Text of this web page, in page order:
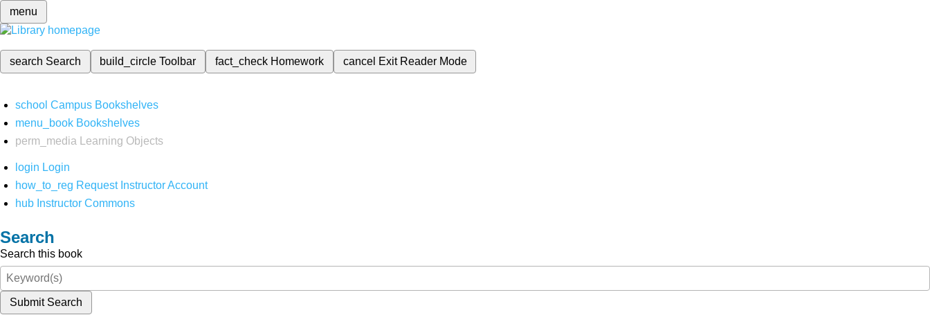
menu
search Search build_circleToolbar fact_check Homework cancel Exit Reader Mode
school Campus Bookshelves
menu_book Bookshelves
perm_media
Learning Objects
login Login
how_to_reg Request Instructor Account
hub Instructor Commons
Search
Search this book
Submit Search